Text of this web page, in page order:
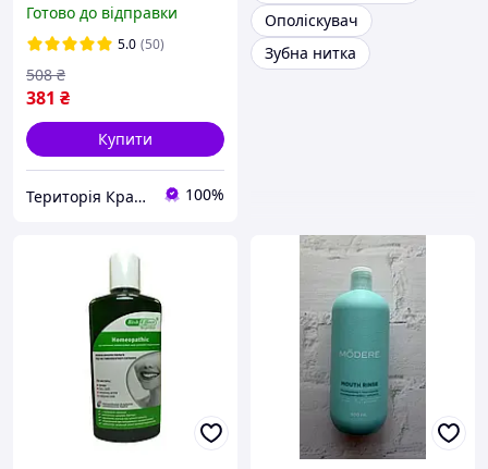
порожнини
Готово до відправки
5.0 (50)
381 ₴
508 ₴
Купити
Територія Краси 100%
Ополіскувач
Зубна нитка